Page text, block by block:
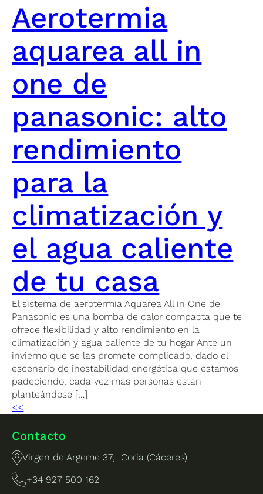
Aerotermia
aquarea all in
one de
panasonic: alto
rendimiento
para la
climatización y
el agua caliente
de tu casa
El sistema de aerotermia Aquarea All in One de
Panasonic es una bomba de calor compacta que te
ofrece flexibilidad y alto rendimiento en la
climatización y agua caliente de tu hogar Ante un
invierno que se las promete complicado, dado el
escenario de inestabilidad energética que estamos
padeciendo, cada vez más personas están
planteándose […]
<<
Contacto
Virgen de Argeme 37, Coria (Cáceres)
+34 927 500 162